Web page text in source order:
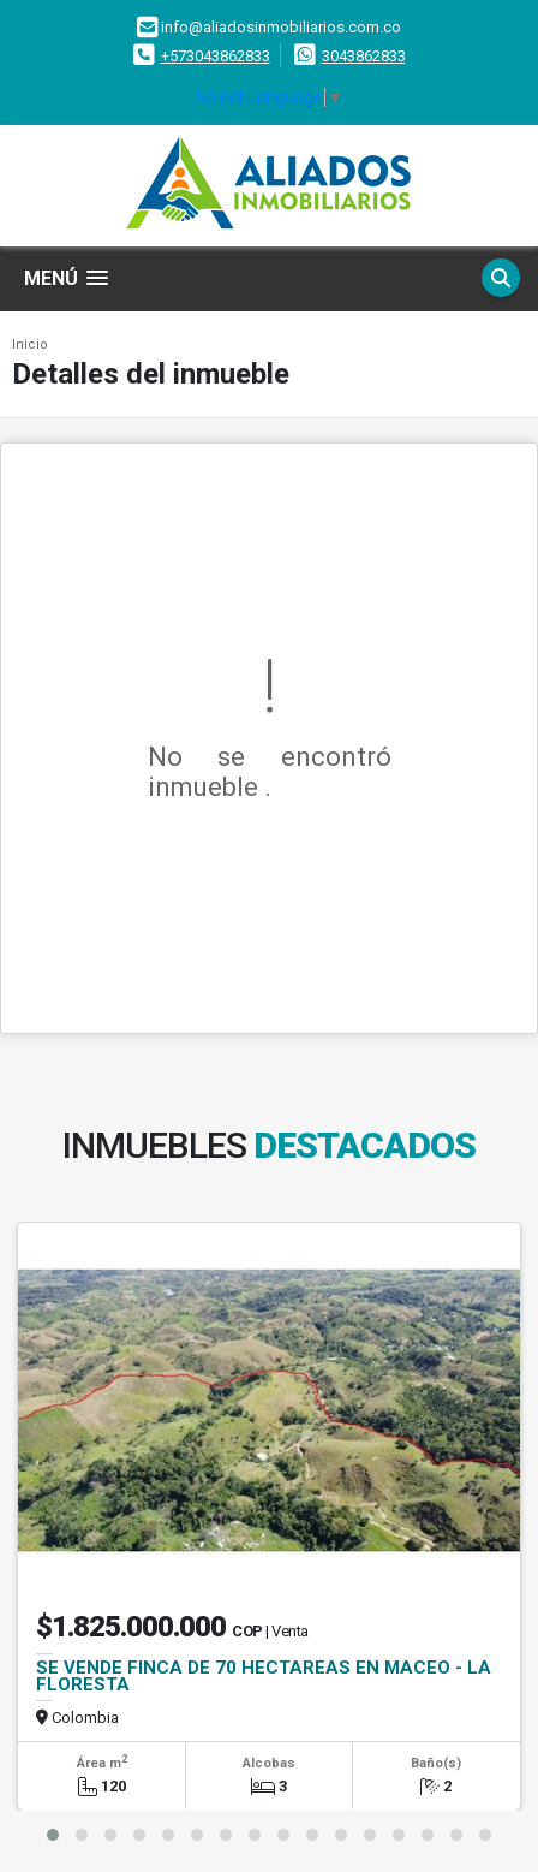
info@aliadosinmobiliarios.com.co
+573043862833
3043862833
Select Language ▼
MENÚ
Inicio
Detalles del inmueble
No se encontró
inmueble .
INMUEBLES DESTACADOS
$1.825.000.000 COP | Venta
SE VENDE FINCA DE 70 HECTAREAS EN MACEO - LA
FLORESTA
Colombia
Área m2
120
Alcobas
3
Baño(s)
2